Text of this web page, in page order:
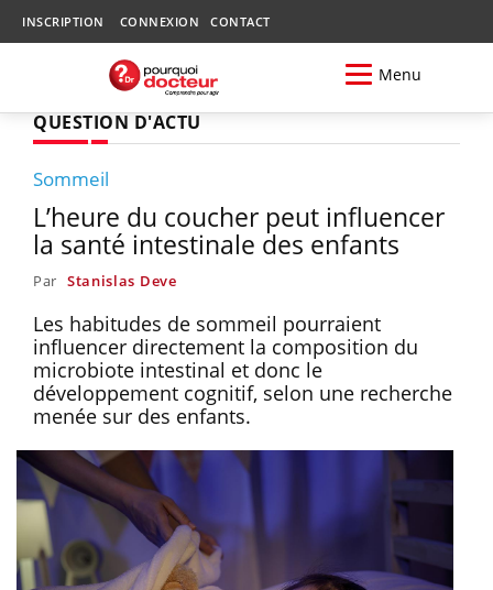
INSCRIPTION CONNEXION CONTACT
Menu
QUESTION D'ACTU
Sommeil
L’heure du coucher peut influencer
la santé intestinale des enfants
Par Stanislas Deve
Les habitudes de sommeil pourraient
influencer directement la composition du
microbiote intestinal et donc le
développement cognitif, selon une recherche
menée sur des enfants.